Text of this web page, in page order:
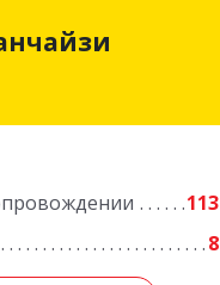
113
8
1С-Франчайзи
обл, Волгодонск г,